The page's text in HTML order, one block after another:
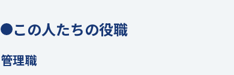
この人たちの役職
管理職